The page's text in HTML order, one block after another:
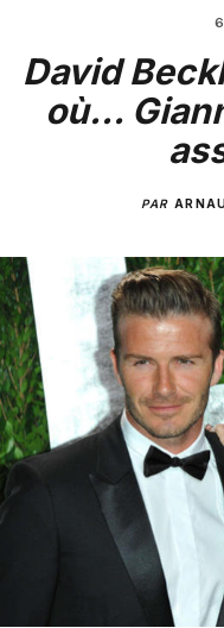
David
où…
PAR